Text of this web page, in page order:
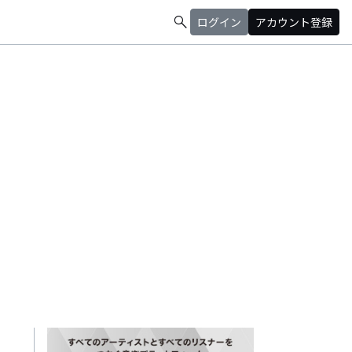
search ログイン アカウント登録